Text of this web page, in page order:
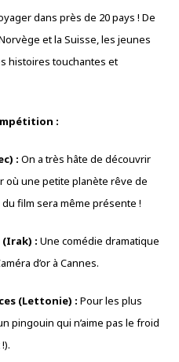
dans près de 20 pays ! De
et la Suisse, les jeunes
histoires touchantes et
:
: On a très hâte de découvrir
où une petite planète rêve de
film sera même présente !
(Irak) : Une comédie dramatique
d’or à Cannes.
(Lettonie) : Pour les plus
pingouin qui n’aime pas le froid